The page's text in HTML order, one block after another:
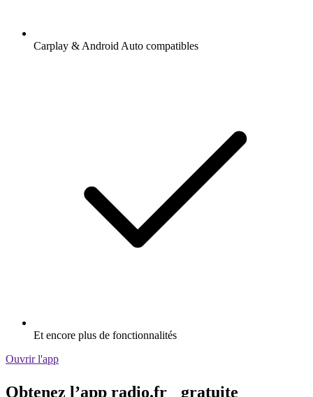
Carplay & Android Auto compatibles
Et encore plus de fonctionnalités
Ouvrir l'app
Obtenez l’app radio.fr gratuite